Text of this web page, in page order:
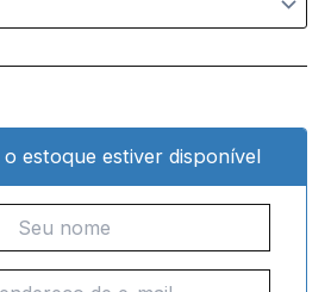
o estoque estiver disponível